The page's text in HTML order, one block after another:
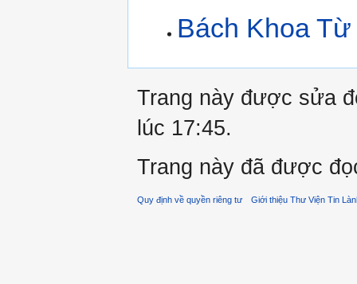
Bách Khoa
Trang này được sửa
lúc 17:45.
Trang này đã được
Quy định về quyền riêng tư Giới thiệu Thư Viện Tin